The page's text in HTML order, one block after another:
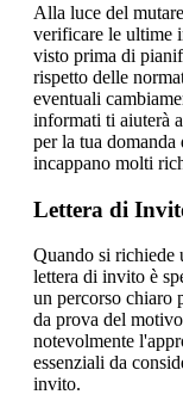
Alla luce del
verificare le ultime
visto prima di
rispetto delle
eventuali
informati ti aiuterà
per la tua
incappano molti
Lettera di
Quando si richiede
lettera di invito è
un percorso chiaro
da prova del
notevolmente
essenziali da
invito.